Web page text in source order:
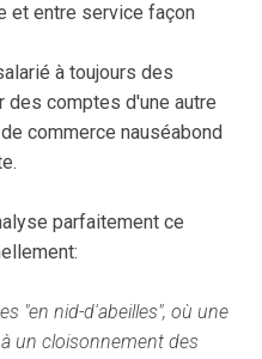
et entre service façon
à toujours des
des comptes d'une autre
commerce nauséabond
parfaitement ce
"en nid-d'abeilles", où une
un cloisonnement des